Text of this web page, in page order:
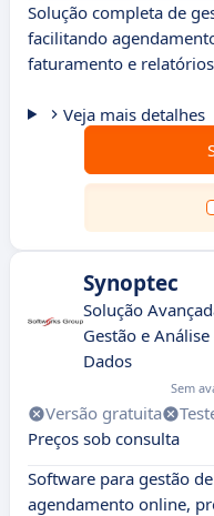
Solução completa de
facilitando
faturamento e
Veja mais detalhes
Synoptec
Solução
Gestão e Análise
Dados
Sem
Versão gratuita
Preços sob consulta
Software para gestão
agendamento online,